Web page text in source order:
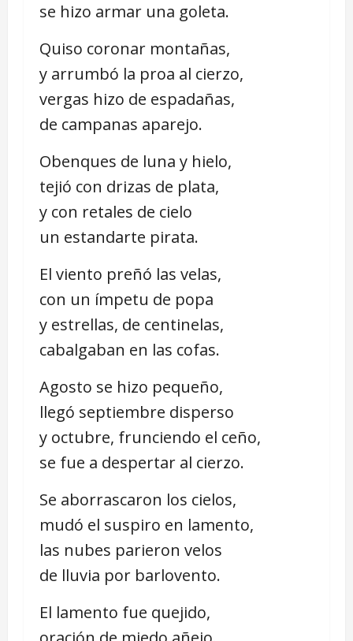
se hizo armar una goleta.
Quiso coronar montañas,
y arrumbó la proa al cierzo,
vergas hizo de espadañas,
de campanas aparejo.
Obenques de luna y hielo,
tejió con drizas de plata,
y con retales de cielo
un estandarte pirata.
El viento preñó las velas,
con un ímpetu de popa
y estrellas, de centinelas,
cabalgaban en las cofas.
Agosto se hizo pequeño,
llegó septiembre disperso
y octubre, frunciendo el ceño,
se fue a despertar al cierzo.
Se aborrascaron los cielos,
mudó el suspiro en lamento,
las nubes parieron velos
de lluvia por barlovento.
El lamento fue quejido,